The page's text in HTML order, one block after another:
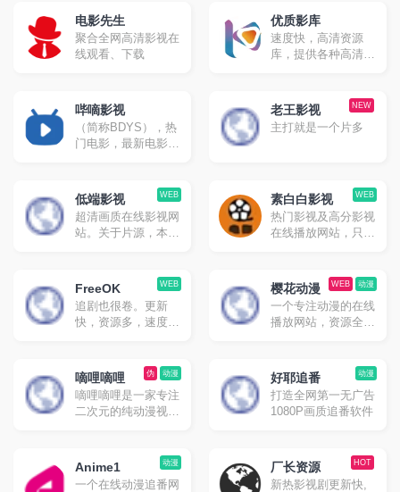
电影先生
聚合全网高清影视在
线观看、下载
优质影库
速度快，高清资源
库，提供各种高清影
哔嘀影视
（简称BDYS），热
门电影，最新电影，
下载，电驴下载，免
费在线观看
NEW
老王影视
主打就是一个片多
WEB
低端影视
超清画质在线影视网
站。关于片源，本站
渣画质版本，不会使
用删减版，本站所有
视频都遵循这个原
则。
WEB
素白白影视
热门影视及高分影视
在线播放网站，只有
WEB
FreeOK
追剧也很卷。更新
快，资源多，速度尚
动漫
WEB
樱花动漫
一个专注动漫的在线
播放网站，资源全，
动漫
伪
嘀哩嘀哩
嘀哩嘀哩是一家专注
二次元的纯动漫视频
2013年，先只是作为
个人补番与追番的无
动漫
好耶追番
打造全网第一无广告
1080P画质追番软件
动漫
Anime1
一个在线动漫追番网
HOT
厂长资源
新热影视剧更新快,